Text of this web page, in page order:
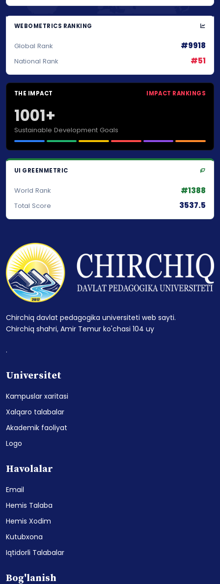
WEBOMETRICS RANKING
Global Rank #9918
National Rank #51
THE IMPACT IMPACT RANKINGS
1001+
Sustainable Development Goals
UI GREENMETRIC
World Rank #1388
Total Score 3537.5
Chirchiq davlat pedagogika universiteti web sayti.
Chirchiq shahri, Amir Temur ko'chasi 104 uy
.
Universitet
Kampuslar xaritasi
Xalqaro talabalar
Akademik faoliyat
Logo
Havolalar
Email
Hemis Talaba
Hemis Xodim
Kutubxona
Iqtidorli Talabalar
Bog'lanish